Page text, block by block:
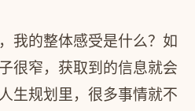
我的整体感受是什么？如
很窄，获取到的信息就会
生规划里，很多事情就不